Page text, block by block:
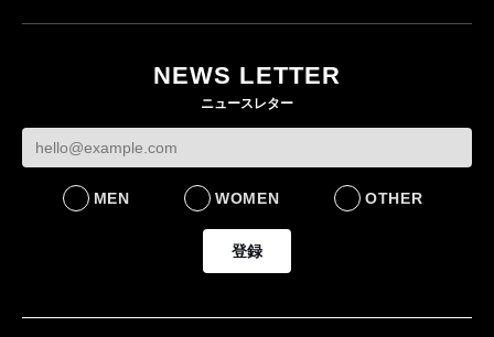
ケットなど7型を発売
FASHION
NEWS LETTER
ニュースレター
MEN WOMEN OTHER
登録